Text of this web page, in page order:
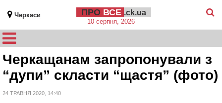
Черкаси ПРО ВСЕ .ck.ua
10 серпня, 2026
Черкащанам запропонували з
“дупи” скласти “щастя” (фото)
24 ТРАВНЯ 2020, 14:40